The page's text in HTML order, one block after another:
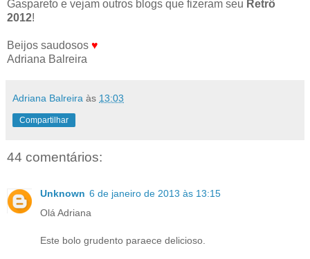
Gaspareto e vejam outros blogs que fizeram seu Retrô
2012!
Beijos saudosos ♥
Adriana Balreira
Adriana Balreira às 13:03
Compartilhar
44 comentários:
Unknown 6 de janeiro de 2013 às 13:15
Olá Adriana
Este bolo grudento paraece delicioso.